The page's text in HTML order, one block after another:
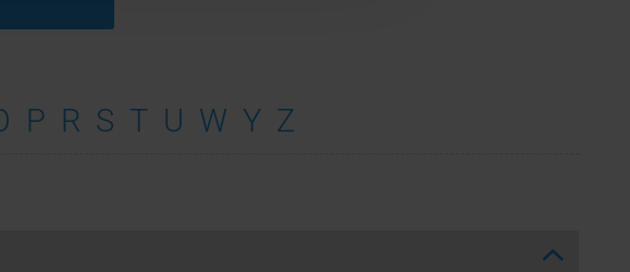
P R S T U W Y Z